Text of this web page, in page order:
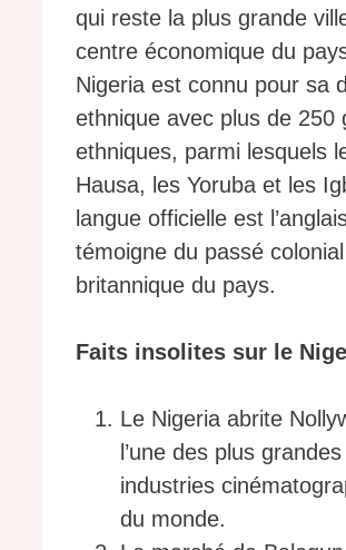
qui reste la plus grande
centre économique du
Nigeria est connu pour sa
ethnique avec plus de 250
ethniques, parmi lesquels
Hausa, les Yoruba et les
langue officielle est
témoigne du passé colonial
britannique du pays.
Faits insolites sur le
Le Nigeria abrite
l’une des plus grandes
industries
du monde.